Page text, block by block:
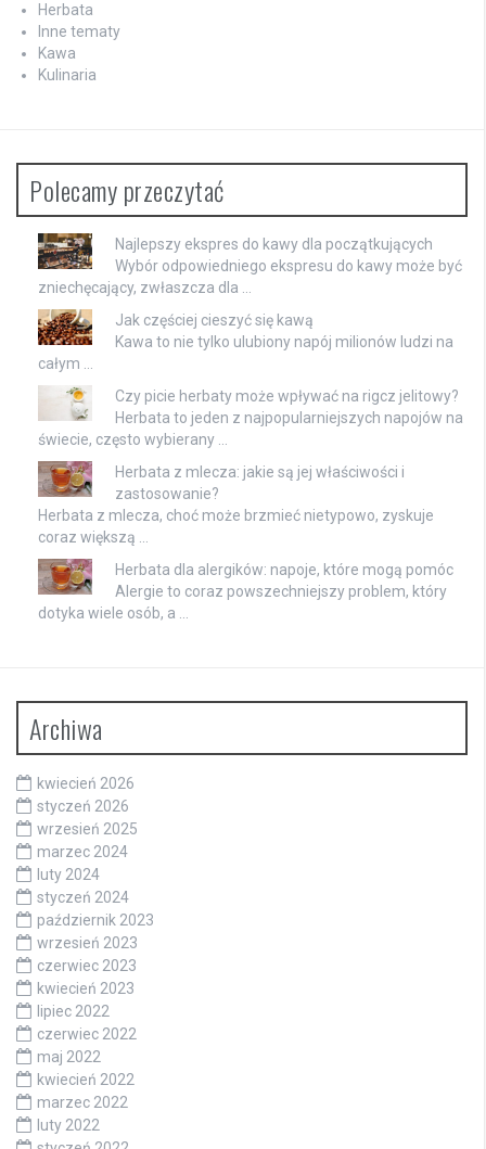
Herbata
Inne tematy
Kawa
Kulinaria
Polecamy przeczytać
Najlepszy ekspres do kawy dla początkujących
Wybór odpowiedniego ekspresu do kawy może być
zniechęcający, zwłaszcza dla …
Jak częściej cieszyć się kawą
Kawa to nie tylko ulubiony napój milionów ludzi na
całym …
Czy picie herbaty może wpływać na rigcz jelitowy?
Herbata to jeden z najpopularniejszych napojów na
świecie, często wybierany …
Herbata z mlecza: jakie są jej właściwości i
zastosowanie?
Herbata z mlecza, choć może brzmieć nietypowo, zyskuje
coraz większą …
Herbata dla alergików: napoje, które mogą pomóc
Alergie to coraz powszechniejszy problem, który
dotyka wiele osób, a …
Archiwa
kwiecień 2026
styczeń 2026
wrzesień 2025
marzec 2024
luty 2024
styczeń 2024
październik 2023
wrzesień 2023
czerwiec 2023
kwiecień 2023
lipiec 2022
czerwiec 2022
maj 2022
kwiecień 2022
marzec 2022
luty 2022